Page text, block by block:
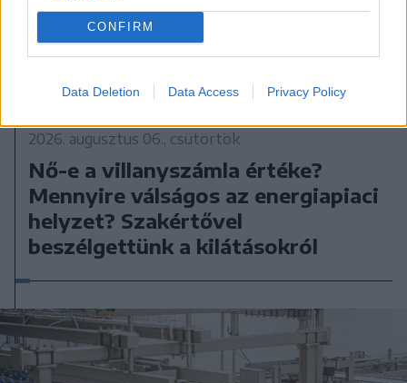
CONFIRM
Data Deletion Data Access Privacy Policy
2026. augusztus 06., csütörtök
Nő-e a villanyszámla értéke?
Mennyire válságos az energiapiaci
helyzet? Szakértővel
beszélgettünk a kilátásokról